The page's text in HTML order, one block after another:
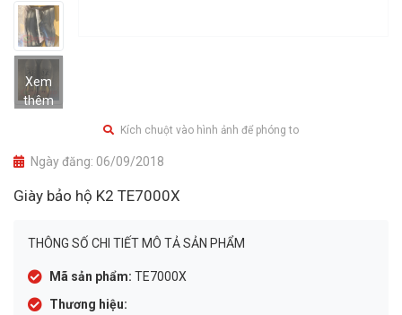
Xem
thêm
Kích chuột vào hình ảnh để phóng to
Ngày đăng: 06/09/2018
Giày bảo hộ K2 TE7000X
THÔNG SỐ CHI TIẾT MÔ TẢ SẢN PHẨM
Mã sản phẩm: TE7000X
Thương hiệu: